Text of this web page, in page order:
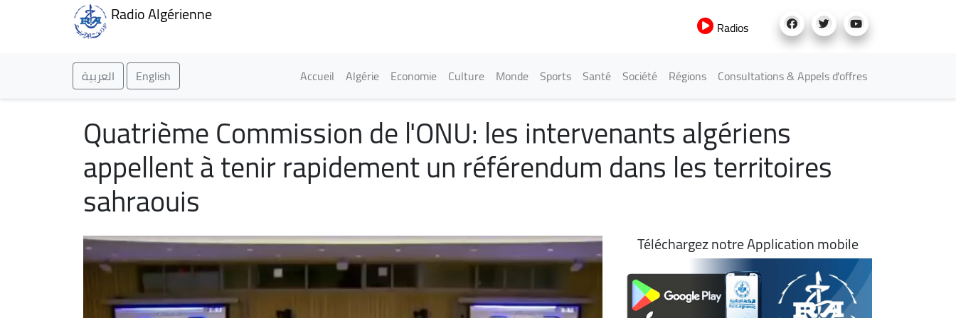
Radio Algérienne
Radios
العربية English Main navigation
Accueil Algérie Economie Culture Monde Sports Santé Société Régions Consultations & Appels d'offres
Quatrième Commission de l'ONU: les intervenants algériens
appellent à tenir rapidement un référendum dans les territoires
sahraouis
Téléchargez notre Application mobile